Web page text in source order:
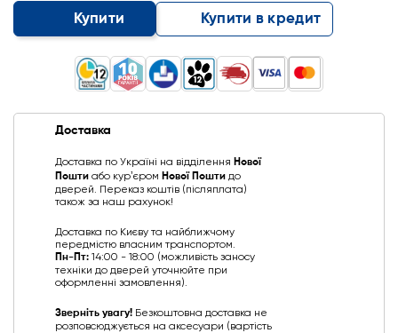
Купити Купити в кредит
Доставка
Доставка по Україні на відділення Нової
Пошти або курʼєром Нової Пошти до
дверей. Переказ коштів (післяплата)
також за наш рахунок!
Доставка по Києву та найближчому
передмістю власним транспортом.
Пн-Пт: 14:00 - 18:00 (можливість заносу
техніки до дверей уточнюйте при
оформленні замовлення).
Зверніть увагу! Безкоштовна доставка не
розповсюджується на аксесуари (вартість